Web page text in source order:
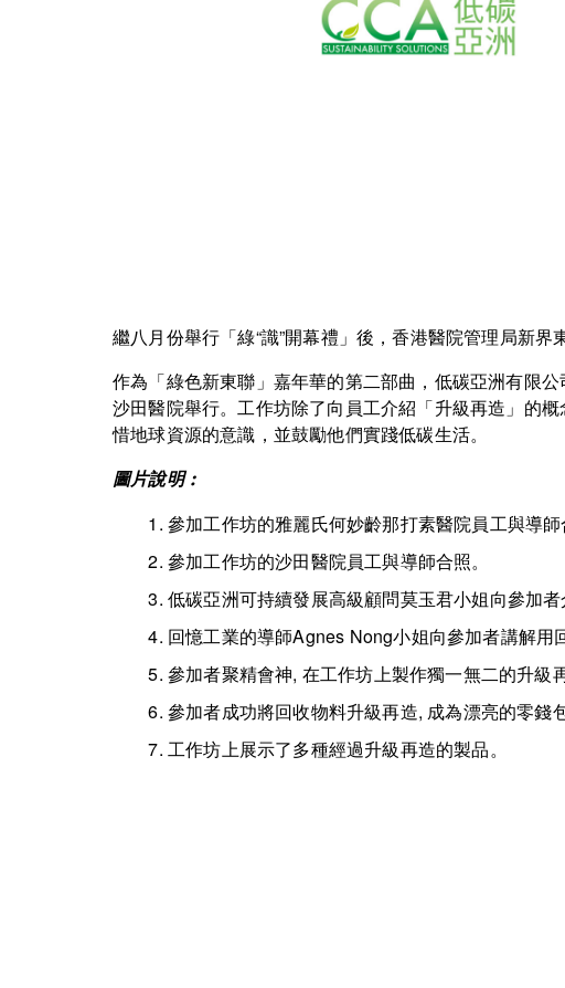
繼八月份舉行「綠“識”開幕禮」後，香港醫院管理局新
作為「綠色新東聯」嘉年華的第二部曲，低碳亞洲有限
沙田醫院舉行。工作坊除了向員工介紹「升級再造」的
惜地球資源的意識，並鼓勵他們實踐低碳生活。
圖片說明 :
參加工作坊的雅麗氏何妙齡那打素醫院員工與導師
參加工作坊的沙田醫院員工與導師合照。
低碳亞洲可持續發展高級顧問莫玉君小姐向參加者
回憶工業的導師Agnes Nong小姐向參加者講解用
參加者聚精會神, 在工作坊上製作獨一無二的升級
參加者成功將回收物料升級再造, 成為漂亮的零錢包
工作坊上展示了多種經過升級再造的製品。